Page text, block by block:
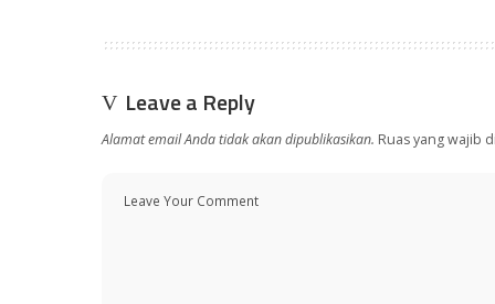
Leave a Reply
Alamat email Anda tidak akan dipublikasikan. Ruas yang wajib